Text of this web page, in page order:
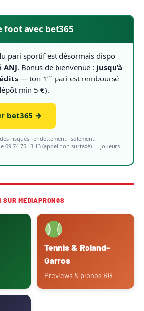
foot avec bet365
pari sportif est désormais dispo
ANJ. Bonus de bienvenue : jusqu’à
— ton 1 er pari est remboursé
min 5 €).
bet365 →
risques : endettement, isolement,
09 74 75 13 13 (appel non surtaxé) — joueurs-
SUR MEDIAPRONOS
Tennis & Roland-
Garros
Previews & pronos RG